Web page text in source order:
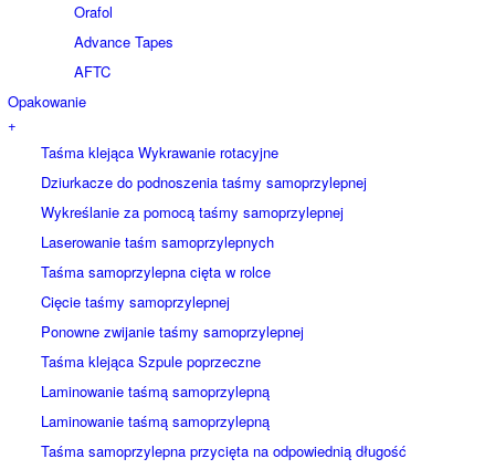
Orafol
Advance Tapes
AFTC
Opakowanie
+
Taśma klejąca Wykrawanie rotacyjne
Dziurkacze do podnoszenia taśmy samoprzylepnej
Wykreślanie za pomocą taśmy samoprzylepnej
Laserowanie taśm samoprzylepnych
Taśma samoprzylepna cięta w rolce
Cięcie taśmy samoprzylepnej
Ponowne zwijanie taśmy samoprzylepnej
Taśma klejąca Szpule poprzeczne
Laminowanie taśmą samoprzylepną
Laminowanie taśmą samoprzylepną
Taśma samoprzylepna przycięta na odpowiednią długość